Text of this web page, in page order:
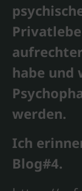
habe und
werden.
Ich
Blog#4.